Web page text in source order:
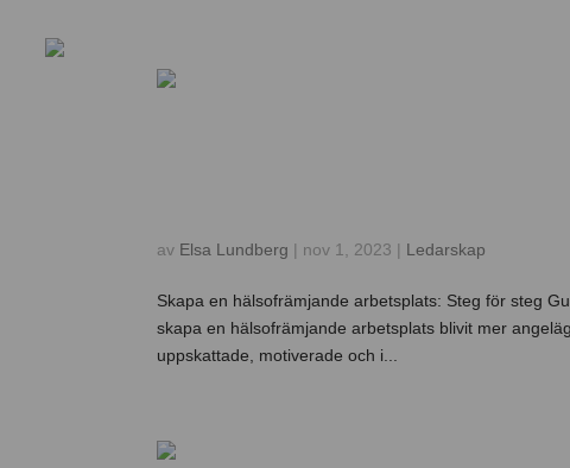
av Elsa Lundberg | nov 1, 2023 | Ledarskap
Skapa en hälsofrämjande arbetsplats: Steg för steg
skapa en hälsofrämjande arbetsplats blivit mer
uppskattade, motiverade och i...